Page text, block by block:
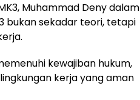
Muhammad Deny dalam
bukan sekadar teori, tetapi
kewajiban hukum,
kerja yang aman